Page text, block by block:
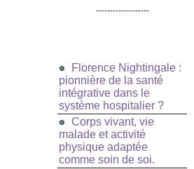
-------------------
Florence Nightingale :
pionnière de la santé
intégrative dans le
système hospitalier ?
Corps vivant, vie
malade et activité
physique adaptée
comme soin de soi.